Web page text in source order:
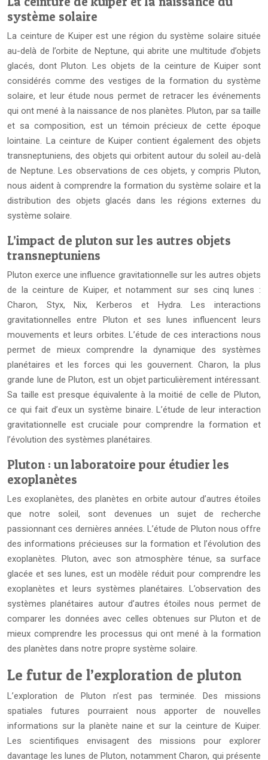
système solaire
La ceinture de Kuiper est une région du système solaire située
au-delà de l’orbite de Neptune, qui abrite une multitude d’objets
glacés, dont Pluton. Les objets de la ceinture de Kuiper sont
considérés comme des vestiges de la formation du système
solaire, et leur étude nous permet de retracer les événements
qui ont mené à la naissance de nos planètes. Pluton, par sa taille
et sa composition, est un témoin précieux de cette époque
lointaine. La ceinture de Kuiper contient également des objets
transneptuniens, des objets qui orbitent autour du soleil au-delà
de Neptune. Les observations de ces objets, y compris Pluton,
nous aident à comprendre la formation du système solaire et la
distribution des objets glacés dans les régions externes du
système solaire.
L’impact de pluton sur les autres objets
transneptuniens
Pluton exerce une influence gravitationnelle sur les autres objets
de la ceinture de Kuiper, et notamment sur ses cinq lunes :
Charon, Styx, Nix, Kerberos et Hydra. Les interactions
gravitationnelles entre Pluton et ses lunes influencent leurs
mouvements et leurs orbites. L’étude de ces interactions nous
permet de mieux comprendre la dynamique des systèmes
planétaires et les forces qui les gouvernent. Charon, la plus
grande lune de Pluton, est un objet particulièrement intéressant.
Sa taille est presque équivalente à la moitié de celle de Pluton,
ce qui fait d’eux un système binaire. L’étude de leur interaction
gravitationnelle est cruciale pour comprendre la formation et
l’évolution des systèmes planétaires.
Pluton : un laboratoire pour étudier les
exoplanètes
Les exoplanètes, des planètes en orbite autour d’autres étoiles
que notre soleil, sont devenues un sujet de recherche
passionnant ces dernières années. L’étude de Pluton nous offre
des informations précieuses sur la formation et l’évolution des
exoplanètes. Pluton, avec son atmosphère ténue, sa surface
glacée et ses lunes, est un modèle réduit pour comprendre les
exoplanètes et leurs systèmes planétaires. L’observation des
systèmes planétaires autour d’autres étoiles nous permet de
comparer les données avec celles obtenues sur Pluton et de
mieux comprendre les processus qui ont mené à la formation
des planètes dans notre propre système solaire.
Le futur de l’exploration de pluton
L’exploration de Pluton n’est pas terminée. Des missions
spatiales futures pourraient nous apporter de nouvelles
informations sur la planète naine et sur la ceinture de Kuiper.
Les scientifiques envisagent des missions pour explorer
davantage les lunes de Pluton, notamment Charon, qui présente